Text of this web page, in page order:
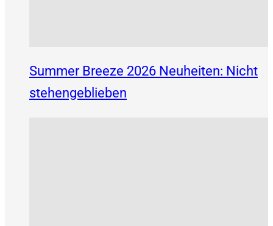
Summer Breeze 2026 Neuheiten: Nicht
stehengeblieben